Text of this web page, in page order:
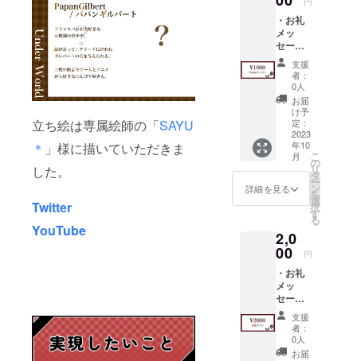
立ち絵は専属絵師の「SAYU
＊ 」様に描いていただきま
した。
Twitter
YouTube
み上げ
させて
頂きま
す。
希望の
呼び名
がある
方は備
考欄に
「（呼
んで欲
しい名
前）」
を記入
してく
のない
方は
【読み
上げ
NG】と
判断さ
せて頂
きま
す。 ・
Twitter
・お礼
メッ
セー
ジ：
データ
品 ・
Twitter
ヘッ
ダー：
データ
【デー
タ品は
全て
Twitter
のDMに
せて頂
きま
す。】
・お礼
動画に
てお名
前を読
み上げ
させて
頂きま
支援
者：
0人
お届
け予
定：
2023
年10
月
詳細を見る
こ
の
リ
タ
ー
ン
を
選
択
す
る
2,0
00 円
・お礼
メッ
セー
ジ：
データ
品 ・
Twitter
支援
者：
0人
お届